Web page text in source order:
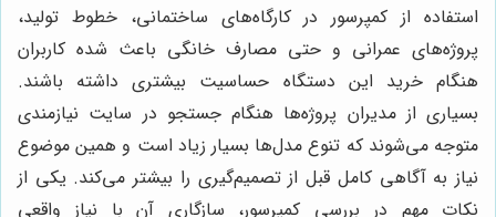
استفاده از کمپرسور در کارگاه‌های ساختمانی، خطوط تولید،
پروژه‌های عمرانی و حتی مصارف خانگی باعث شده کاربران
هنگام خرید این دستگاه حساسیت بیشتری داشته باشند.
بسیاری از مدیران پروژه‌ها هنگام جستجو در سایت نیازمندی
متوجه می‌شوند که تنوع مدل‌ها بسیار زیاد است و همین موضوع
نیاز به آگاهی کامل قبل از تصمیم‌گیری را بیشتر می‌کند. یکی از
نکات مهم در بررسی کمپرسور، سازگاری آن با نیاز واقعی